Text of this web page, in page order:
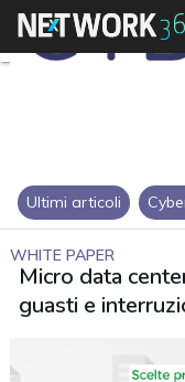
Ultimi articoli
WHITE PAPER
Micro data
guasti e